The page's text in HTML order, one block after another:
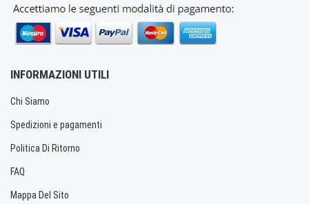
INFORMAZIONI UTILI
Chi Siamo
Spedizioni e pagamenti
Politica Di Ritorno
FAQ
Mappa Del Sito